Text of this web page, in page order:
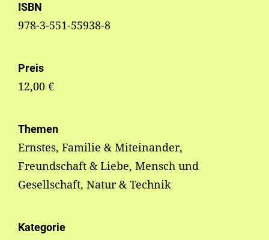
ISBN
978-3-551-55938-8
Preis
12,00 €
Themen
Ernstes, Familie & Miteinander,
Freundschaft & Liebe, Mensch und
Gesellschaft, Natur & Technik
Kategorie